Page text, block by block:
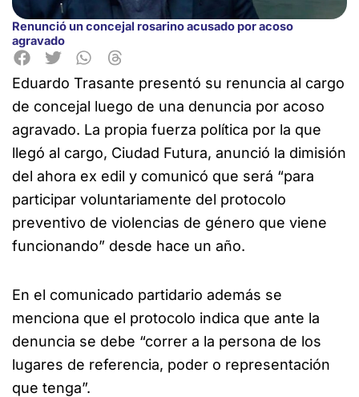
Renunció un concejal rosarino acusado por acoso
agravado
Eduardo Trasante presentó su renuncia al cargo
de concejal luego de una denuncia por acoso
agravado. La propia fuerza política por la que
llegó al cargo, Ciudad Futura, anunció la dimisión
del ahora ex edil y comunicó que será “para
participar voluntariamente del protocolo
preventivo de violencias de género que viene
funcionando” desde hace un año.
En el comunicado partidario además se
menciona que el protocolo indica que ante la
denuncia se debe “correr a la persona de los
lugares de referencia, poder o representación
que tenga”.